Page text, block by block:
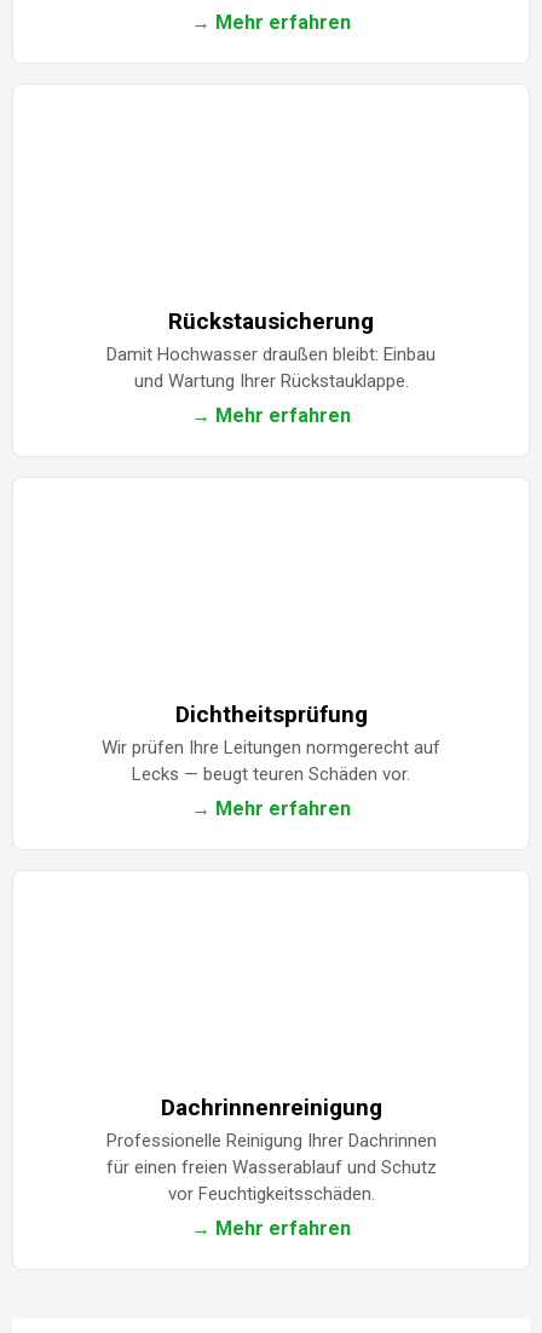
→ Mehr erfahren
Rückstausicherung
Damit Hochwasser draußen bleibt: Einbau
und Wartung Ihrer Rückstauklappe.
→ Mehr erfahren
Dichtheitsprüfung
Wir prüfen Ihre Leitungen normgerecht auf
Lecks — beugt teuren Schäden vor.
→ Mehr erfahren
Dachrinnenreinigung
Professionelle Reinigung Ihrer Dachrinnen
für einen freien Wasserablauf und Schutz
vor Feuchtigkeitsschäden.
→ Mehr erfahren